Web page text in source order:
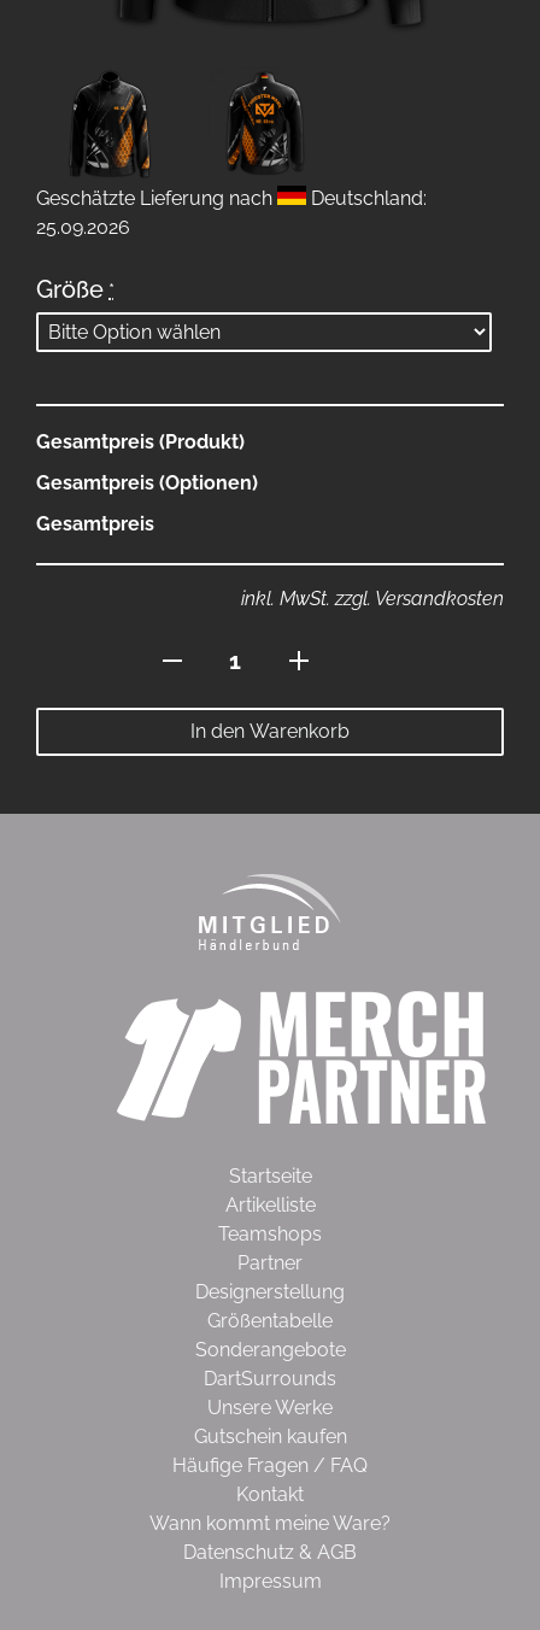
Geschätzte Lieferung nach
Deutschland:
25.09.2026
Größe *
Gesamtpreis (Produkt)
Gesamtpreis (Optionen)
Gesamtpreis
inkl. MwSt. zzgl. Versandkosten
Seitentaschen
Menge
In den Warenkorb
Startseite
Artikelliste
Teamshops
Partner
Designerstellung
Größentabelle
Sonderangebote
DartSurrounds
Unsere Werke
Gutschein kaufen
Häufige Fragen / FAQ
Kontakt
Wann kommt meine Ware?
Datenschutz & AGB
Impressum